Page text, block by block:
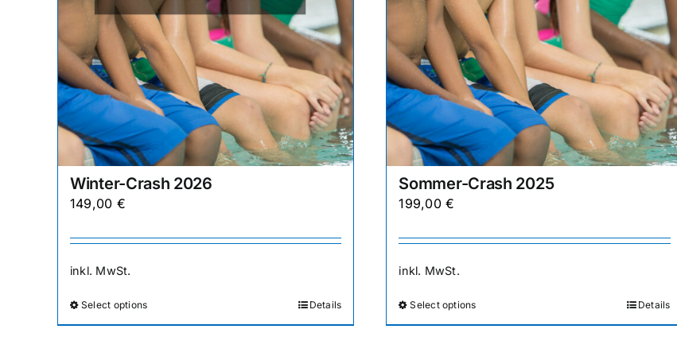
gewählt
werden
gewählt
werden
Winter-Crash 2026
149,00 €
inkl. MwSt.
Select optionsDieses
Produkt
Details
Sommer-Crash 2025
199,00€
inkl. MwSt.
Select optionsDieses
Produkt
Details